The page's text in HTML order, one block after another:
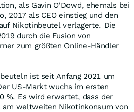
als Gavin O'Dowd, ehemals bei
2017 als CEO einstieg und den
Nikotinbeutel verlagerte. Die
durch die Fusion von
zum größten Online-Händler
ist seit Anfang 2021 um
US-Markt wuchs im ersten
%. Es wird erwartet, dass der
weltweiten Nikotinkonsum von